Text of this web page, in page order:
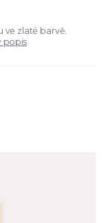
ve zlaté barvě.
popis